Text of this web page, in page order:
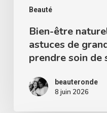
Beauté
mère
pour
prendre
Bien-être
astuces de
prendre soin de
beauteronde
8 juin 2026